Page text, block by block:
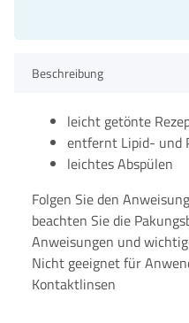
Beschreibung
leicht getönte
entfernt Lipid- und
leichtes Abspülen
Folgen Sie den
beachten Sie die
Anweisungen und
Nicht geeignet für
Kontaktlinsen